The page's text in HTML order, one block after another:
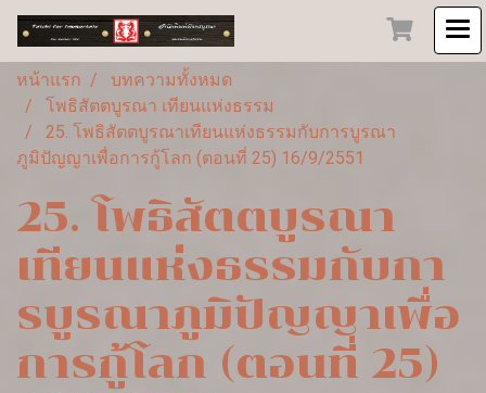
หน้าแรก
บทความทั้งหมด
โพธิสัตตบูรณา เทียนแห่งธรรม
25. โพธิสัตตบูรณาเทียนแห่งธรรมกับการบูรณา
ภูมิปัญญาเพื่อการกู้โลก (ตอนที่ 25) 16/9/2551
25. โพธิสัตตบูรณา
เทียนแห่งธรรมกับกา
รบูรณาภูมิปัญญาเพื่อ
การกู้โลก (ตอนที่ 25)